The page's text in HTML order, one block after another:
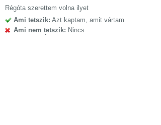
Régóta szerettem volna ilyet
Ami tetszik: Azt kaptam, amit vártam
Ami nem tetszik: Nincs